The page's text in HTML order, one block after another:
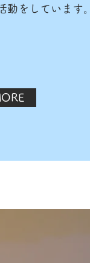
動をしています。